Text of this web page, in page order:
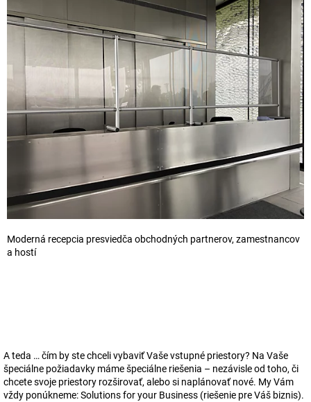
Moderná recepcia presviedča obchodných partnerov, zamestnancov
a hostí
A teda … čím by ste chceli vybaviť Vaše vstupné priestory? Na Vaše
špeciálne požiadavky máme špeciálne riešenia – nezávisle od toho, či
chcete svoje priestory rozširovať, alebo si naplánovať nové. My Vám
vždy ponúkneme: Solutions for your Business (riešenie pre Váš biznis).